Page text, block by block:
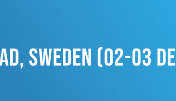
Sweden (02-03